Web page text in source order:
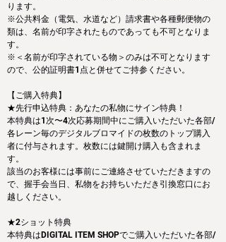
ります。
※公共料金（電気、水道など）請求書や各種郵便物の
類は、名前が印字されたものであっても不可となりま
す。
※＜名前が印字されている物＞のみは不可となります
ので、公的証明書1点と併せてご持参ください。
【ご購入特典】
★先行申込特典：あなたの私物にサイン特典！
本特典は1次〜4次応募期間中にご購入いただいた各部/
各レーン毎のデジタルブロマイドの枚数のトップ購入
者に付与されます。枚数には鍵開け購入も含まれま
す。
該当のお客様には事前にご連絡させていただきますの
で、握手会当日、私物をお持ちいただき引換窓口にお
越しください。
★2ショット特典
本特典はDIGITAL ITEM SHOPでご購入いただいた各部/